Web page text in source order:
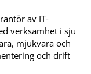
av IT-
verksamhet i sju
mjukvara och
och drift